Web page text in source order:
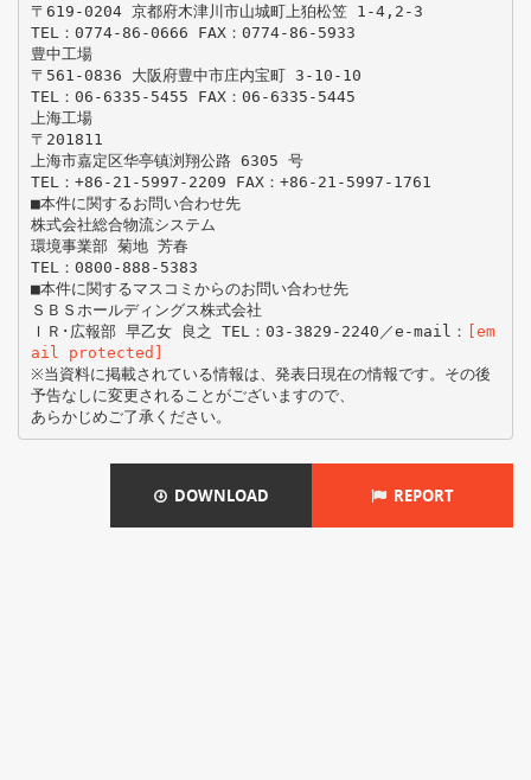
〒619-0204 京都府木津川市山城町上狛松笠 1-4,2-3
TEL：0774-86-0666 FAX：0774-86-5933
豊中工場
〒561-0836 大阪府豊中市庄内宝町 3-10-10
TEL：06-6335-5455 FAX：06-6335-5445
上海工場
〒201811
上海市嘉定区华亭镇浏翔公路 6305 号
TEL：+86-21-5997-2209 FAX：+86-21-5997-1761
■本件に関するお問い合わせ先
株式会社総合物流システム
環境事業部 菊地 芳春
TEL：0800-888-5383
■本件に関するマスコミからのお問い合わせ先
ＳＢＳホールディングス株式会社
ＩＲ･広報部 早乙女 良之 TEL：03-3829-2240／e-mail： [em
ail protected]
※当資料に掲載されている情報は、発表日現在の情報です。その後
予告なしに変更されることがございますので、
DOWNLOAD REPORT